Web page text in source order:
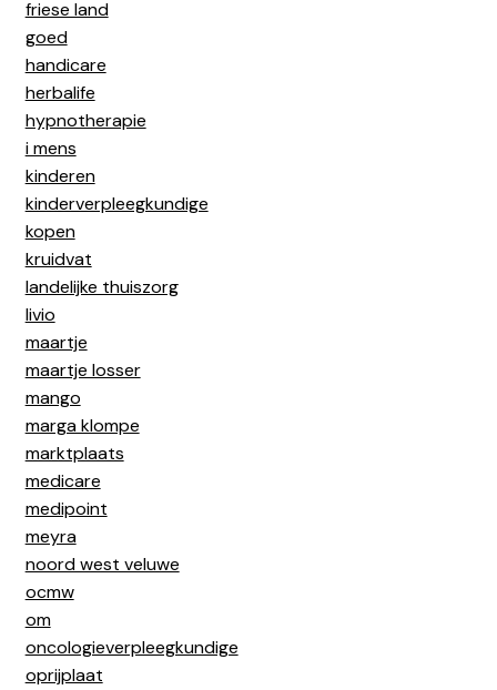
friese land
goed
handicare
herbalife
hypnotherapie
i mens
kinderen
kinderverpleegkundige
kopen
kruidvat
landelijke thuiszorg
livio
maartje
maartje losser
mango
marga klompe
marktplaats
medicare
medipoint
meyra
noord west veluwe
ocmw
om
oncologieverpleegkundige
oprijplaat